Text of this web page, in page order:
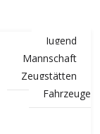
Jugend
Mannschaft
Zeugstätten
Fahrzeuge